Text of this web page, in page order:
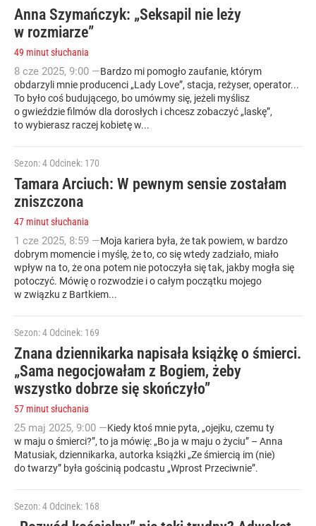
Anna Szymańczyk: „Seksapil nie leży
w rozmiarze”
49 minut słuchania
8 cze 2025, 9:00 —Bardzo mi pomogło zaufanie, którym
obdarzyli mnie producenci „Lady Love”, stacja, reżyser, operator...
To było coś budującego, bo umówmy się, jeżeli myślisz
o gwieździe filmów dla dorosłych i chcesz zobaczyć „laskę”,
to wybierasz raczej kobietę w...
Sezon: 4 Odcinek: 170
Tamara Arciuch: W pewnym sensie zostałam
zniszczona
47 minut słuchania
1 cze 2025, 8:59 —Moja kariera była, że tak powiem, w bardzo
dobrym momencie i myślę, że to, co się wtedy zadziało, miało
wpływ na to, że ona potem nie potoczyła się tak, jakby mogła się
potoczyć. Mówię o rozwodzie i o całym początku mojego
w związku z Bartkiem...
Sezon: 4 Odcinek: 169
Znana dziennikarka napisała książkę o śmierci.
„Sama negocjowałam z Bogiem, żeby
wszystko dobrze się skończyło”
57 minut słuchania
25 maj 2025, 9:00 —Kiedy ktoś mnie pyta, „ojejku, czemu ty
w maju o śmierci?”, to ja mówię: „Bo ja w maju o życiu” – Anna
Matusiak, dziennikarka, autorka książki „Ze śmiercią im (nie)
do twarzy” była gościnią podcastu „Wprost Przeciwnie”.
Sezon: 4 Odcinek: 168